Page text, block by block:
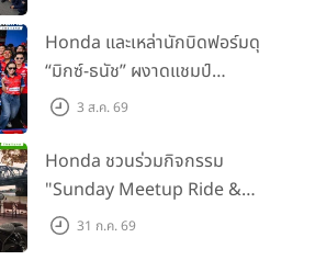
พร้อม ยกระดับทักษะการขับขี่
เสริมศักยภาพตำรวจจราจร
Honda และเหล่านักบิดฟอร์มดุ
“มิกซ์-ธนัช” ผงาดแชมป์
SS600 2 สนามติด “ข้าวกล้อง”
สนาม 2
3 ส.ค. 69
Honda ชวนร่วมกิจกรรม
"Sunday Meetup Ride &
Soul" จิบกาแฟ พูดคุย แลก
31 ก.ค. 69